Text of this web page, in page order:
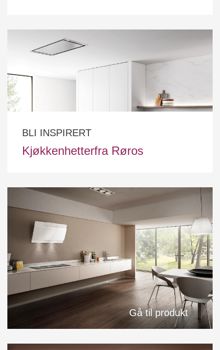
BLI INSPIRERT
Kjøkkenhetterfra Røros
Gå til produkt